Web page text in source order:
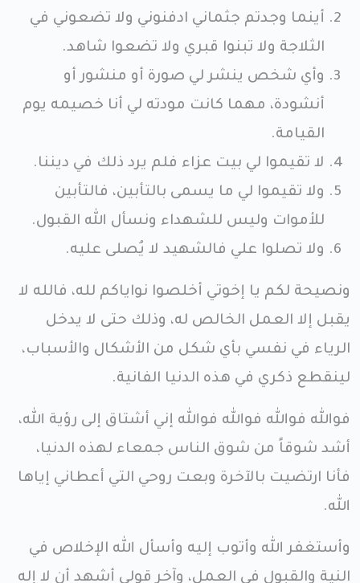
أينما وجدتم جثماني ادفنوني ولا تضعوني في
الثلاجة ولا تبنوا قبري ولا تضعوا شاهد.
وأي شخص ينشر لي صورة أو منشور أو
أنشودة، مهما كانت مودته لي أنا خصيمه يوم
القيامة.
لا تقيموا لي بيت عزاء فلم يرد ذلك في ديننا.
ولا تقيموا لي ما يسمى بالتأبين، فالتأبين
للأموات وليس للشهداء ونسأل الله القبول.
ولا تصلوا علي فالشهيد لا يُصلى عليه.
ونصيحة لكم يا إخوتي أخلصوا نواياكم لله، فالله لا
يقبل إلا العمل الخالص له، وذلك حتى لا يدخل
الرياء في نفسي بأي شكل من الأشكال والأسباب،
لينقطع ذكري في هذه الدنيا الفانية.
فوالله فوالله فوالله فوالله إني أشتاق إلى رؤية الله،
أشد شوقاً من شوق الناس جمعاء لهذه الدنيا،
فأنا ارتضيت بالآخرة وبعت روحي التي أعطاني إياها
الله.
وأستغفر الله وأتوب إليه وأسأل الله الإخلاص في
النية والقبول في العمل، وآخر قولي أشهد أن لا إله